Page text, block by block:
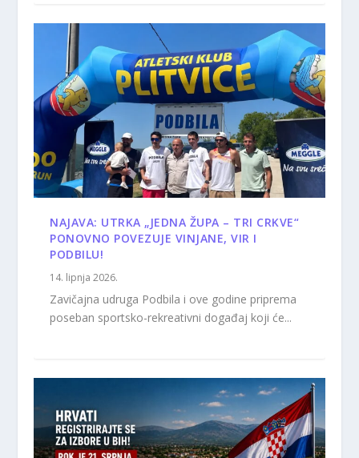
NAJAVA: UTRKA „JEDNA ŽUPA – TRI CRKVE“
PONOVNO POVEZUJE VINJANE, VIR I
PODBILU!
14. lipnja 2026.
Zavičajna udruga Podbila i ove godine priprema
poseban sportsko-rekreativni događaj koji će...